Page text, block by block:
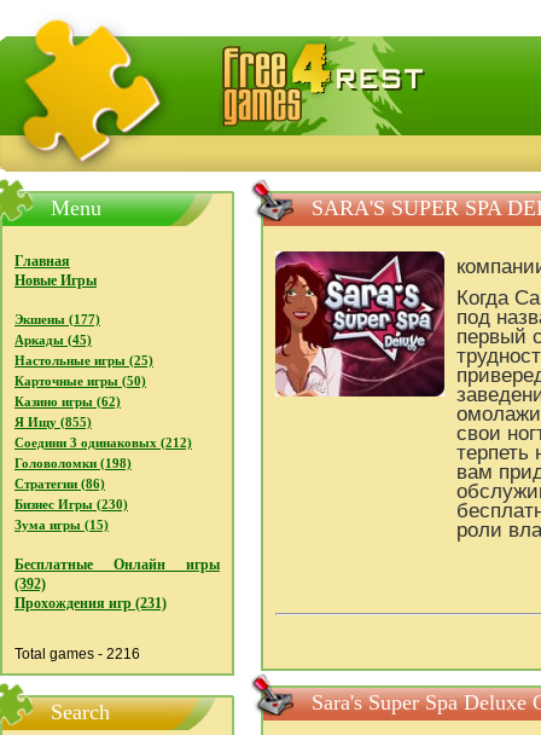
FreeGames4Rrest - Бесплатно скачать игры,
Menu
Главная
Новые Игры
Экшены (177)
Аркады (45)
Настольные игры (25)
Карточные игры (50)
Казино игры (62)
Я Ищу (855)
Соедини 3 одинаковых (212)
Головоломки (198)
Стратегии (86)
Бизнес Игры (230)
Зума игры (15)
Бесплатные Онлайн игры
(392)
Прохождения игр (231)
Total games - 2216
Search
SARA'S SUPER SPA
Когда
под
первый
свои
терпеть
вам
роли
Sara's Super Spa